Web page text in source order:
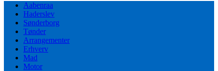
Aabenraa
Haderslev
Sønderborg
Tønder
Arrangementer
Erhverv
Mad
Motor